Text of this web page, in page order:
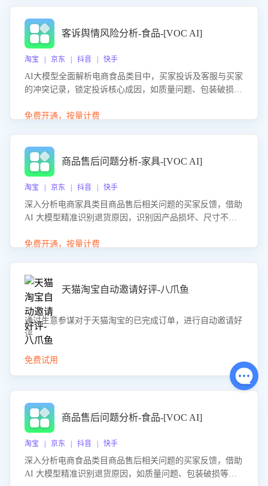
客诉舆情风险分析-食品-[VOC AI]
淘宝 | 京东 | 抖音 | 快手
AI大模型全面解析电商食品类目中，买家投诉及客服与买家
的冲突记录，锁定投诉核心成因，如质量问题、包装破损
置差评防控，提升客户满意度。
免费开通，按量计费
商品售后问题分析-家具-[VOC AI]
淘宝 | 京东 | 抖音 | 快手
深入分析电商家具类目商品售后相关问题的买家反馈，借助
AI 大模型精准识别退货原因，识别因产品损坏、尺寸不符
力商家优化产品或服务，实现销售额的显著提升。
免费开通，按量计费
天猫淘宝自动邀请好评-八爪鱼
通过生意参谋对于天猫淘宝的已完成订单，进行自动邀请好
评
免费试用
商品售后问题分析-食品-[VOC AI]
淘宝 | 京东 | 抖音 | 快手
深入分析电商食品类目商品售后相关问题的买家反馈，借助
AI 大模型精准识别退货原因，如质量问题、包装破损等，